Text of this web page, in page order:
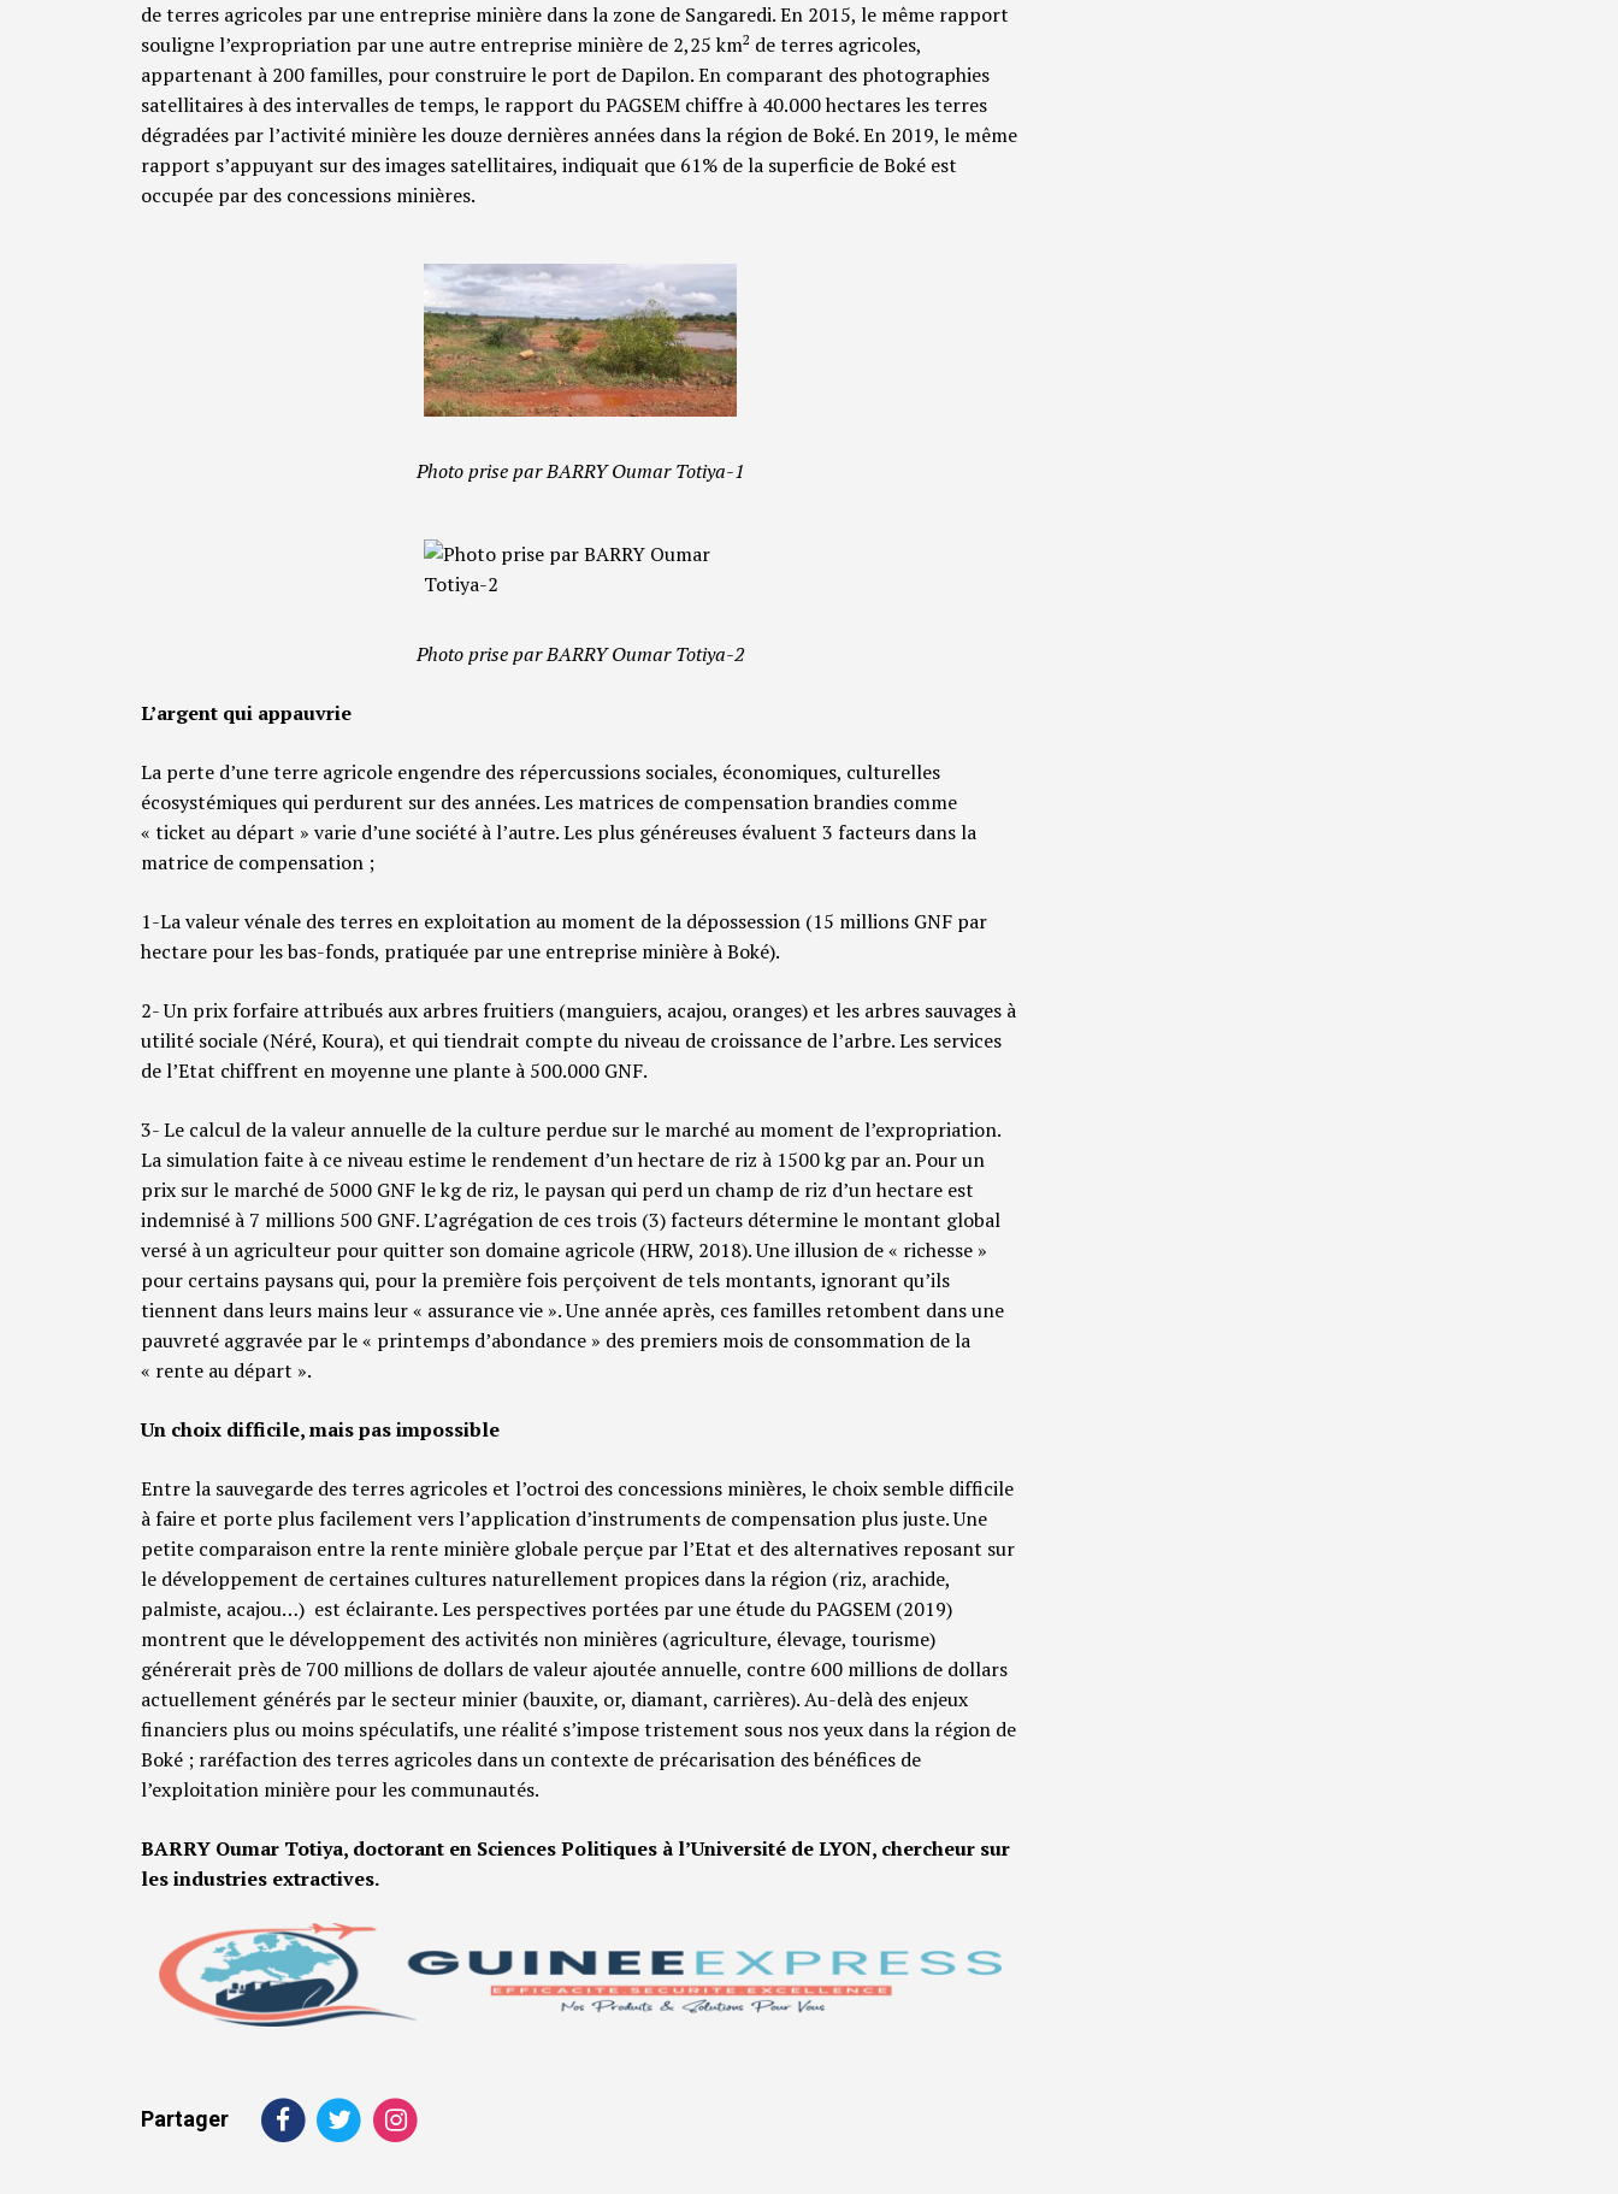
de terres agricoles par une entreprise minière dans la zone de Sangaredi. En 2015, le même rapport
souligne l’expropriation par une autre entreprise minière de 2,25 km2 de terres agricoles,
appartenant à 200 familles, pour construire le port de Dapilon. En comparant des photographies
satellitaires à des intervalles de temps, le rapport du PAGSEM chiffre à 40.000 hectares les terres
dégradées par l’activité minière les douze dernières années dans la région de Boké. En 2019, le même
rapport s’appuyant sur des images satellitaires, indiquait que 61% de la superficie de Boké est
occupée par des concessions minières.
Photo prise par BARRY Oumar Totiya-1
Photo prise par BARRY Oumar Totiya-2
L’argent qui appauvrie
La perte d’une terre agricole engendre des répercussions sociales, économiques, culturelles
écosystémiques qui perdurent sur des années. Les matrices de compensation brandies comme
« ticket au départ » varie d’une société à l’autre. Les plus généreuses évaluent 3 facteurs dans la
matrice de compensation ;
1-La valeur vénale des terres en exploitation au moment de la dépossession (15 millions GNF par
hectare pour les bas-fonds, pratiquée par une entreprise minière à Boké).
2- Un prix forfaire attribués aux arbres fruitiers (manguiers, acajou, oranges) et les arbres sauvages à
utilité sociale (Néré, Koura), et qui tiendrait compte du niveau de croissance de l’arbre. Les services
de l’Etat chiffrent en moyenne une plante à 500.000 GNF.
3- Le calcul de la valeur annuelle de la culture perdue sur le marché au moment de l’expropriation.
La simulation faite à ce niveau estime le rendement d’un hectare de riz à 1500 kg par an. Pour un
prix sur le marché de 5000 GNF le kg de riz, le paysan qui perd un champ de riz d’un hectare est
indemnisé à 7 millions 500 GNF. L’agrégation de ces trois (3) facteurs détermine le montant global
versé à un agriculteur pour quitter son domaine agricole (HRW, 2018). Une illusion de « richesse »
pour certains paysans qui, pour la première fois perçoivent de tels montants, ignorant qu’ils
tiennent dans leurs mains leur « assurance vie ». Une année après, ces familles retombent dans une
pauvreté aggravée par le « printemps d’abondance » des premiers mois de consommation de la
« rente au départ ».
Un choix difficile, mais pas impossible
Entre la sauvegarde des terres agricoles et l’octroi des concessions minières, le choix semble difficile
à faire et porte plus facilement vers l’application d’instruments de compensation plus juste. Une
petite comparaison entre la rente minière globale perçue par l’Etat et des alternatives reposant sur
le développement de certaines cultures naturellement propices dans la région (riz, arachide,
palmiste, acajou…) est éclairante. Les perspectives portées par une étude du PAGSEM (2019)
montrent que le développement des activités non minières (agriculture, élevage, tourisme)
générerait près de 700 millions de dollars de valeur ajoutée annuelle, contre 600 millions de dollars
actuellement générés par le secteur minier (bauxite, or, diamant, carrières). Au-delà des enjeux
financiers plus ou moins spéculatifs, une réalité s’impose tristement sous nos yeux dans la région de
Boké ; raréfaction des terres agricoles dans un contexte de précarisation des bénéfices de
l’exploitation minière pour les communautés.
BARRY Oumar Totiya, doctorant en Sciences Politiques à l’Université de LYON, chercheur sur
les industries extractives.
Partager